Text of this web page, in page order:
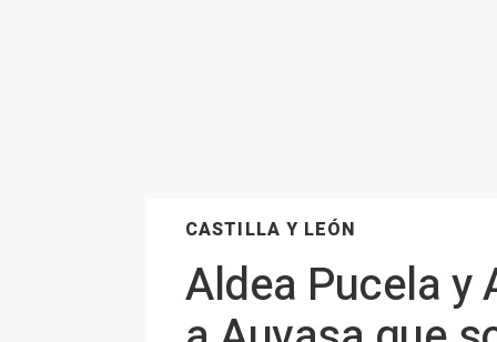
CASTILLA Y LEÓN
Aldea Pucela y